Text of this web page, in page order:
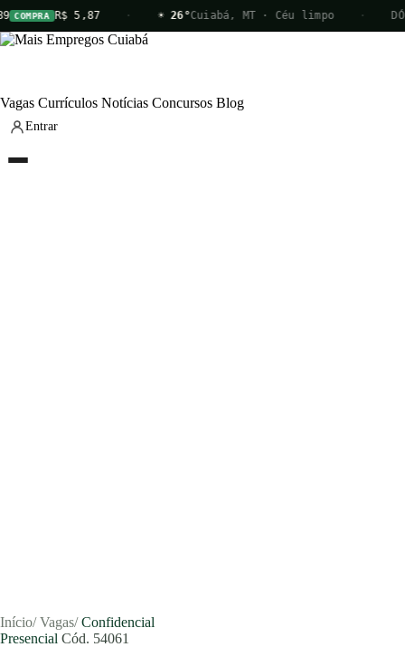
COMPRA R$ 5,87 ☀ 26°Cuiabá, MT · Céu limpo
Vagas Currículos Notícias Concursos Blog
Entrar
Início/ Vagas/ Confidencial
Presencial Cód. 54061